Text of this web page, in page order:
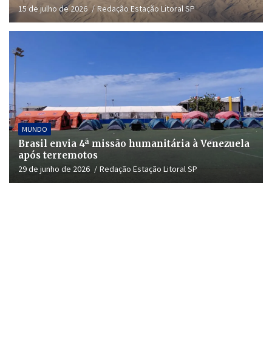
15 de julho de 2026 Redação Estação Litoral SP
MUNDO
Brasil envia 4ª missão humanitária à Venezuela
após terremotos
29 de junho de 2026 Redação Estação Litoral SP